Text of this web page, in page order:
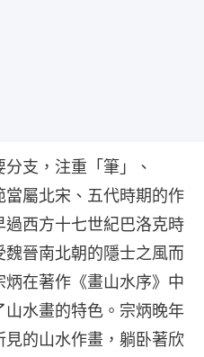
支，注重「筆」、
當屬北宋、五代時期的作
西方十七世紀巴洛克時
晉南北朝的隱士之風而
在著作《畫山水序》中
水畫的特色。宗炳晚年
的山水作畫，躺卧著欣